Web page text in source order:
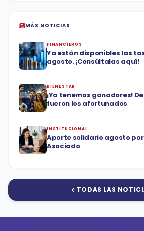
MÁS NOTICIAS
FINANCIEROS
Ya están disponibles las
agosto. ¡Consúltalas aquí!
BIENESTAR
¡Ya tenemos ganadores!
fueron los afortunados
INSTITUCIONAL
Aporte solidario agosto por fallecimiento
Asociado
TODAS LAS